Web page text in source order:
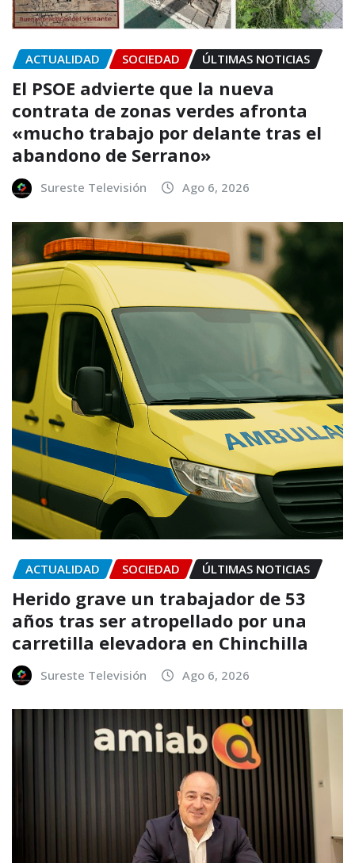
ACTUALIDAD SOCIEDAD ÚLTIMAS NOTICIAS
El PSOE advierte que la nueva
contrata de zonas verdes afronta
«mucho trabajo por delante tras el
abandono de Serrano»
Sureste Televisión Ago 6, 2026
ACTUALIDAD SOCIEDAD ÚLTIMAS NOTICIAS
Herido grave un trabajador de 53
años tras ser atropellado por una
carretilla elevadora en Chinchilla
Sureste Televisión Ago 6, 2026